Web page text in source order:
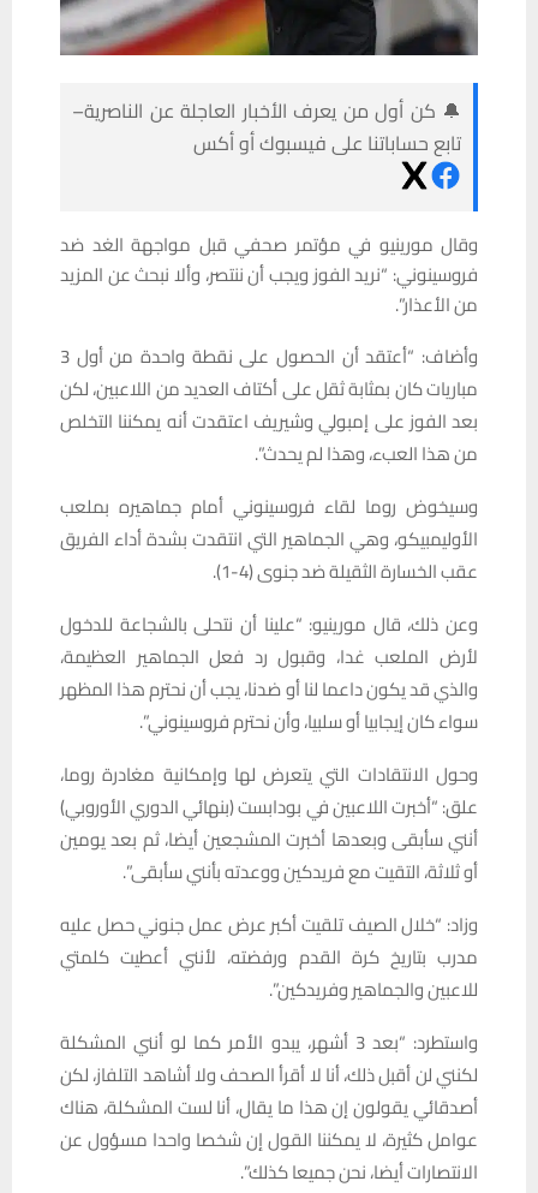
🔔 كن أول من يعرف الأخبار العاجلة عن الناصرية–
تابع حساباتنا على فيسبوك أو أكس
وقال مورينيو في مؤتمر صحفي قبل مواجهة الغد ضد
فروسينوني: “نريد الفوز ويجب أن ننتصر، وألا نبحث عن المزيد
من الأعذار”.
وأضاف: “أعتقد أن الحصول على نقطة واحدة من أول 3
مباريات كان بمثابة ثقل على أكتاف العديد من اللاعبين، لكن
بعد الفوز على إمبولي وشيريف اعتقدت أنه يمكننا التخلص
من هذا العبء، وهذا لم يحدث”.
وسيخوض روما لقاء فروسينوني أمام جماهيره بملعب
الأوليمبيكو، وهي الجماهير التي انتقدت بشدة أداء الفريق
عقب الخسارة الثقيلة ضد جنوى (4-1).
وعن ذلك، قال مورينيو: “علينا أن نتحلى بالشجاعة للدخول
لأرض الملعب غدا، وقبول رد فعل الجماهير العظيمة،
والذي قد يكون داعما لنا أو ضدنا، يجب أن نحترم هذا المظهر
سواء كان إيجابيا أو سلبيا، وأن نحترم فروسينوني”.
وحول الانتقادات التي يتعرض لها وإمكانية مغادرة روما،
علق: “أخبرت اللاعبين في بودابست (بنهائي الدوري الأوروبي)
أنني سأبقى وبعدها أخبرت المشجعين أيضا، ثم بعد يومين
أو ثلاثة، التقيت مع فريدكين ووعدته بأنني سأبقى”.
وزاد: “خلال الصيف تلقيت أكبر عرض عمل جنوني حصل عليه
مدرب بتاريخ كرة القدم ورفضته، لأنني أعطيت كلمتي
للاعبين والجماهير وفريدكين”.
واستطرد: “بعد 3 أشهر، يبدو الأمر كما لو أنني المشكلة
لكنني لن أقبل ذلك، أنا لا أقرأ الصحف ولا أشاهد التلفاز، لكن
أصدقائي يقولون إن هذا ما يقال، أنا لست المشكلة، هناك
عوامل كثيرة، لا يمكننا القول إن شخصا واحدا مسؤول عن
الانتصارات أيضا، نحن جميعا كذلك”.